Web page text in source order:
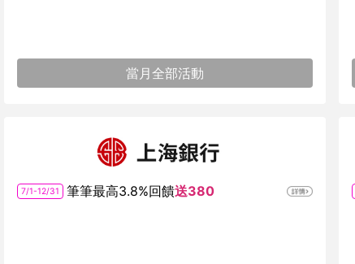
當月全部活動
7/1-12/31 筆筆最高3.8%回饋送380